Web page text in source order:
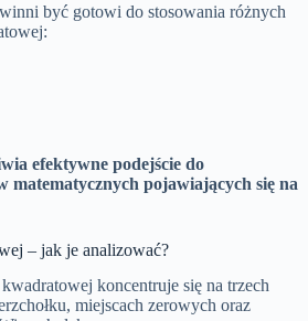
być gotowi do stosowania różnych
efektywne podejście do
matematycznych pojawiających się na
– jak je analizować?
koncentruje się na trzech
miejscach zerowych oraz